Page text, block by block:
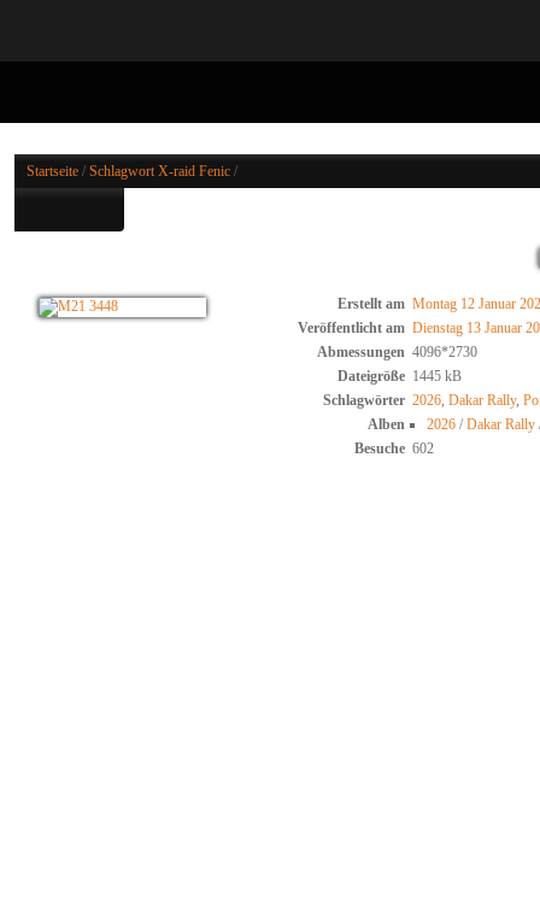
Startseite / Schlagwort X-raid Fenic /
Erstellt am Montag 12 Januar
Veröffentlicht am Dienstag 13 Januar
Abmessungen 4096*2730
Dateigröße 1445 kB
Schlagwörter 2026, Dakar Rally,
Alben
2026 /Dakar Rally
Besuche 602